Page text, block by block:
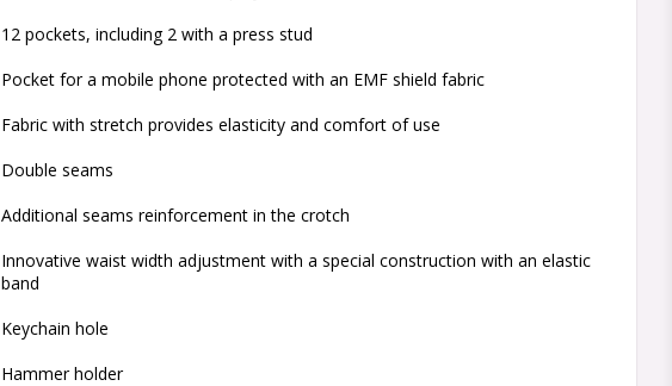
12 pockets, including 2 with a press stud
Pocket for a mobile phone protected with an EMF shield fabric
Fabric with stretch provides elasticity and comfort of use
Double seams
Additional seams reinforcement in the crotch
Innovative waist width adjustment with a special construction with an elastic
band
Keychain hole
Hammer holder